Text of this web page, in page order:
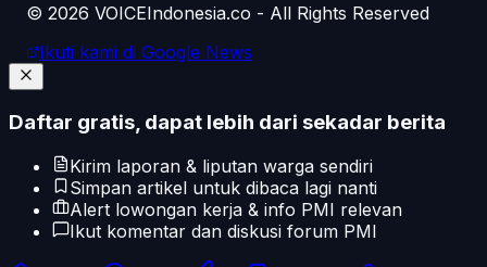
© 2026 VOICEIndonesia.co - All Rights Reserved
Ikuti kami di Google News
Daftar gratis, dapat lebih dari sekadar berita
Kirim laporan & liputan warga sendiri
Simpan artikel untuk dibaca lagi nanti
Alert lowongan kerja & info PMI relevan
Ikut komentar dan diskusi forum PMI